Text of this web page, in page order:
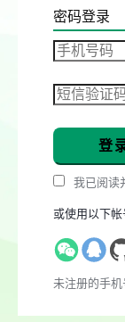
密码登录
登
我已阅读
或使用以下
未注册的手机